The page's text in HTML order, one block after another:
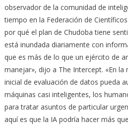
observador de la comunidad de
tiempo en la Federación de
por qué el plan de Chudoba tiene
está inundada diariamente con
que es más de lo que un ejército de
manejar», ​​dijo a The Intercept. «En la
inicial de evaluación de datos pueda
máquinas casi inteligentes, los
para tratar asuntos de particular
aquí es que la IA podría hacer más